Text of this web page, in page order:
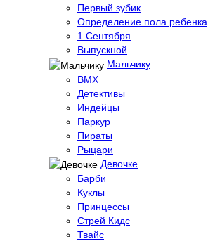
Первый зубик
Определение пола ребенка
1 Сентября
Выпускной
Мальчику
BMX
Детективы
Индейцы
Паркур
Пираты
Рыцари
Девочке
Барби
Куклы
Принцессы
Стрей Кидс
Твайс